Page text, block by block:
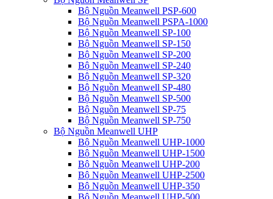
Bộ Nguồn Meanwell PSP-600
Bộ Nguồn Meanwell PSPA-1000
Bộ Nguồn Meanwell SP-100
Bộ Nguồn Meanwell SP-150
Bộ Nguồn Meanwell SP-200
Bộ Nguồn Meanwell SP-240
Bộ Nguồn Meanwell SP-320
Bộ Nguồn Meanwell SP-480
Bộ Nguồn Meanwell SP-500
Bộ Nguồn Meanwell SP-75
Bộ Nguồn Meanwell SP-750
Bộ Nguồn Meanwell UHP
Bộ Nguồn Meanwell UHP-1000
Bộ Nguồn Meanwell UHP-1500
Bộ Nguồn Meanwell UHP-200
Bộ Nguồn Meanwell UHP-2500
Bộ Nguồn Meanwell UHP-350
Bộ Nguồn Meanwell UHP-500